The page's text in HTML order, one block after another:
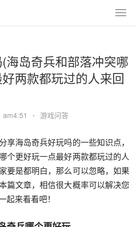
海岛奇兵和部落冲突哪
两款都玩过的人来回
am4:51 • 游戏问答
享海岛奇兵好玩吗的一些知识点，
个更好玩一点最好两款都玩过的人
要是都明白，那么可以忽略，如果
篇文章，相信很大概率可以解决您
起来看看吧！